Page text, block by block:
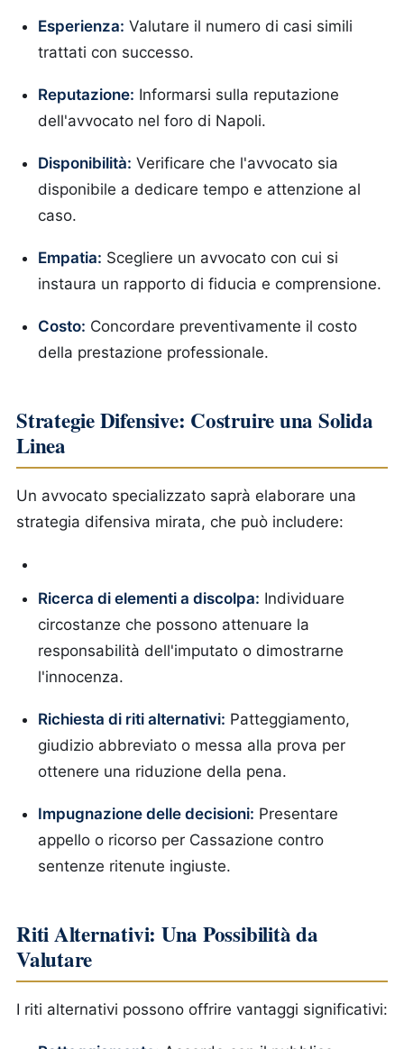
Esperienza: Valutare il numero di casi simili
trattati con successo.
Reputazione: Informarsi sulla reputazione
dell'avvocato nel foro di Napoli.
Disponibilità: Verificare che l'avvocato sia
disponibile a dedicare tempo e attenzione al
caso.
Empatia: Scegliere un avvocato con cui si
instaura un rapporto di fiducia e comprensione.
Costo: Concordare preventivamente il costo
della prestazione professionale.
Strategie Difensive: Costruire una Solida
Linea
Un avvocato specializzato saprà elaborare una
strategia difensiva mirata, che può includere:
Ricerca di elementi a discolpa: Individuare
circostanze che possono attenuare la
responsabilità dell'imputato o dimostrarne
l'innocenza.
Richiesta di riti alternativi: Patteggiamento,
giudizio abbreviato o messa alla prova per
ottenere una riduzione della pena.
Impugnazione delle decisioni: Presentare
appello o ricorso per Cassazione contro
sentenze ritenute ingiuste.
Riti Alternativi: Una Possibilità da
Valutare
I riti alternativi possono offrire vantaggi significativi: